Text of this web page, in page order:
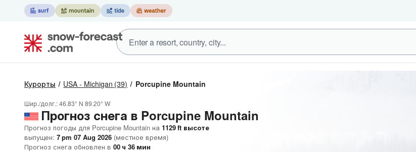
Курорты USA - Michigan (39) Porcupine Mountain
Шир./долг.:46.83° N 89.20° W
Прогноз снега в Porcupine Mountain
Прогноз погоды для Porcupine Mountain на 1129ft высоте
выпущен: 7 pm 07 Aug 2026 (местное время)
Прогноз снега обновлен в 00 ч 36 мин